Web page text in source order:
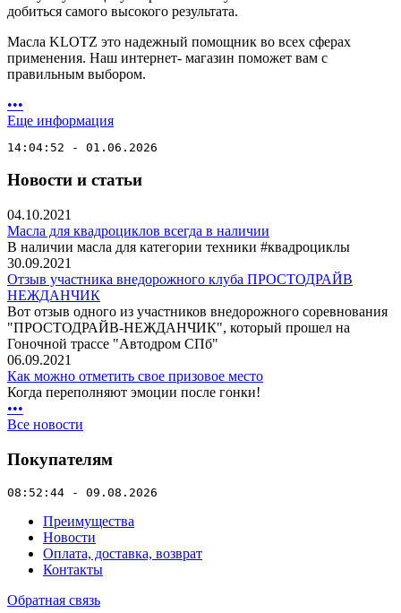
добиться самого высокого результата.
Масла KLOTZ это надежный помощник во всех сферах
применения. Наш интернет- магазин поможет вам с
правильным выбором.
•••
Еще информация
14:04:52 - 01.06.2026
Новости и статьи
04.10.2021
Масла для квадроциклов всегда в наличии
В наличии масла для категории техники #квадроциклы
30.09.2021
Отзыв участника внедорожного клуба ПРОСТОДРАЙВ
НЕЖДАНЧИК
Вот отзыв одного из участников внедорожного соревнования
"ПРОСТОДРАЙВ-НЕЖДАНЧИК", который прошел на
Гоночной трассе "Автодром СПб"
06.09.2021
Как можно отметить свое призовое место
Когда переполняют эмоции после гонки!
•••
Все новости
Покупателям
08:52:44 - 09.08.2026
Преимущества
Новости
Оплата, доставка, возврат
Контакты
Обратная связь